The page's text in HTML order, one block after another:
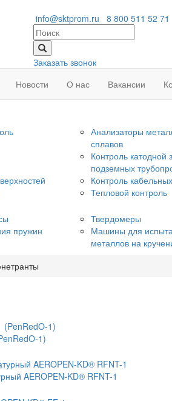
info@sktprom.ru
8 800 511 52 71
Заказать звонок
Новости О нас Вакансии
Анализаторы
сплавов
Контроль катодной
подземных
Контроль
Тепловой контроль
Твердомеры
пружин
Машины для
металлов на
1)
AEROPEN-KD® RFNT-1